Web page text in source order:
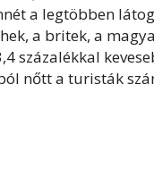
a legtöbben
a britek, a
százalékkal
nőtt a turisták